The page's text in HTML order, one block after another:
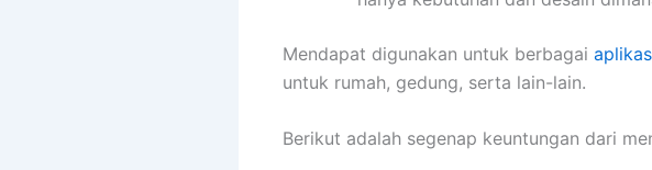
Mendapat digunakan untuk berbagai
untuk rumah, gedung, serta lain-lain.
Berikut adalah segenap keuntungan dari